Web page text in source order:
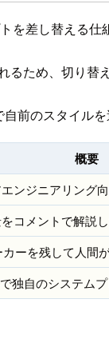
を差し替える仕
ため、切り替
前のスタイルを
概要
ンジニアリング
コメントで解説
カーを残して人間
独自のシステム